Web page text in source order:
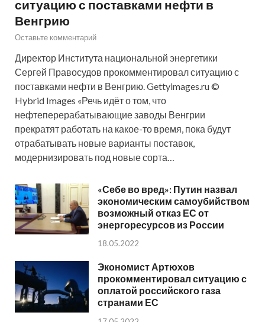
ситуацию с поставками нефти в
Венгрию
Оставьте комментарий
Директор Института национальной энергетики
Сергей Правосудов прокомментировал ситуацию с
поставками нефти в Венгрию. Gettyimages.ru ©
Hybrid Images «Речь идёт о том, что
нефтеперерабатывающие заводы Венгрии
прекратят работать на какое-то время, пока будут
отрабатывать новые варианты поставок,
модернизировать под новые сорта…
«Себе во вред»: Путин назвал
экономическим самоубийством
возможный отказ ЕС от
энергоресурсов из России
18.05.2022
Экономист Артюхов
прокомментировал ситуацию с
оплатой российского газа
странами ЕС